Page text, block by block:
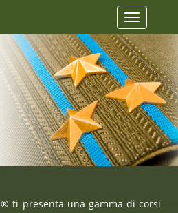
Toggle
ti presenta una gamma di corsi